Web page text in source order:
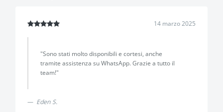
14 marzo 2025
"Sono stati molto disponibili e cortesi, anche
tramite assistenza su WhatsApp. Grazie a tutto il
team!"
Eden S.